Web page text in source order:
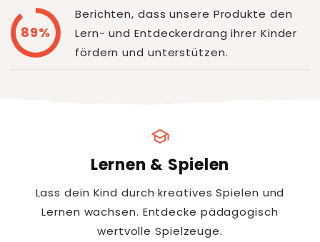
89%
Berichten, dass unsere Produkte den
Lern- und Entdeckerdrang ihrer Kinder
fördern und unterstützen.
school
Lernen & Spielen
Lass dein Kind durch kreatives Spielen und
Lernen wachsen. Entdecke pädagogisch
wertvolle Spielzeuge.